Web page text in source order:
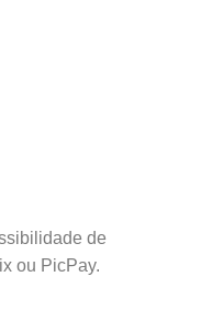
de
ou PicPay.